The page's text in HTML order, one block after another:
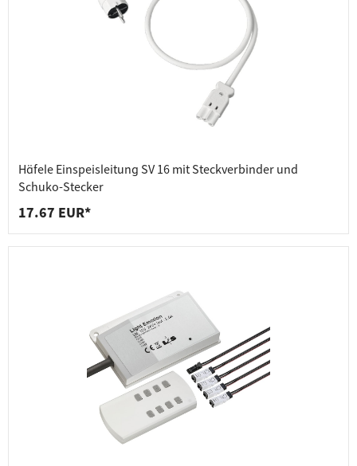
Häfele Einspeisleitung SV 16 mit Steckverbinder und
Schuko-Stecker
17.67 EUR*